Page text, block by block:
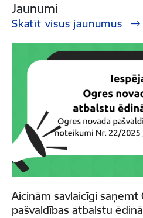
Jaunumi
Skatīt visus jaunumus
Aicinām savlaicīgi saņemt
pašvaldības atbalstu